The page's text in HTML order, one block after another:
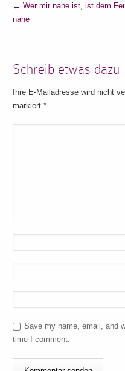
← Wer mir nahe ist, ist dem
nahe
Schreib etwas dazu
Ihre E-Mailadresse wird nicht
markiert*
Save my name, email, and
time I comment.